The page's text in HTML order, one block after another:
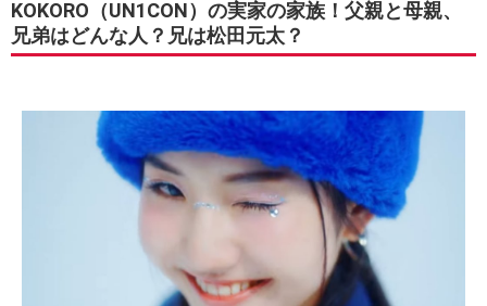
KOKORO（UN1CON）の実家の家族！父親と母親、
兄弟はどんな人？兄は松田元太？